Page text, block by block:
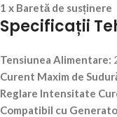
1 x Baretă de susținere
Specificații
Tensiunea Alimentare:
Curent Maxim de
Reglare Intensitate
Compatibil cu